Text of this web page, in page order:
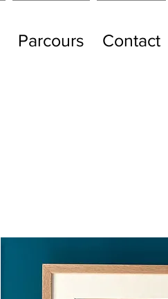
Parcours Contact